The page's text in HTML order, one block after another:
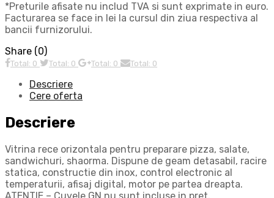
*Preturile afisate nu includ TVA si sunt exprimate in euro.
Facturarea se face in lei la cursul din ziua respectiva al
bancii furnizorului.
Share (0)
Total: 0 Total: 0 Total: 0 Total: 0
Descriere
Cere oferta
Descriere
Vitrina rece orizontala pentru preparare pizza, salate,
sandwichuri, shaorma. Dispune de geam detasabil, racire
statica, constructie din inox, control electronic al
temperaturii, afisaj digital, motor pe partea dreapta.